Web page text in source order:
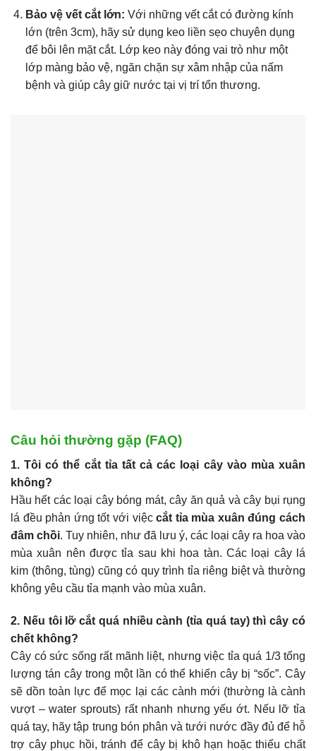
Bảo vệ vết cắt lớn: Với những vết cắt có đường kính
lớn (trên 3cm), hãy sử dụng keo liền sẹo chuyên dụng
để bôi lên mặt cắt. Lớp keo này đóng vai trò như một
lớp màng bảo vệ, ngăn chặn sự xâm nhập của nấm
bệnh và giúp cây giữ nước tại vị trí tổn thương.
Câu hỏi thường gặp (FAQ)
1. Tôi có thể cắt tỉa tất cả các loại cây vào mùa xuân
không?
Hầu hết các loại cây bóng mát, cây ăn quả và cây bụi rụng
lá đều phản ứng tốt với việccắt tỉa mùa xuân đúng cách
đâm chồi. Tuy nhiên, như đã lưu ý, các loại cây ra hoa vào
mùa xuân nên được tỉa sau khi hoa tàn. Các loại cây lá
kim (thông, tùng) cũng có quy trình tỉa riêng biệt và thường
không yêu cầu tỉa mạnh vào mùa xuân.
2. Nếu tôi lỡ cắt quá nhiều cành (tỉa quá tay) thì cây có
chết không?
Cây có sức sống rất mãnh liệt, nhưng việc tỉa quá 1/3 tổng
lượng tán cây trong một lần có thể khiến cây bị “sốc”. Cây
sẽ dồn toàn lực để mọc lại các cành mới (thường là cành
vượt – water sprouts) rất nhanh nhưng yếu ớt. Nếu lỡ tỉa
quá tay, hãy tập trung bón phân và tưới nước đầy đủ để hỗ
trợ cây phục hồi, tránh để cây bị khô hạn hoặc thiếu chất